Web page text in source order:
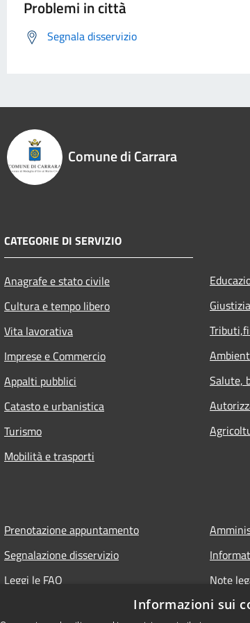
Problemi in città
Segnala disservizio
Comune di Carrara
CATEGORIE DI SERVIZIO
Anagrafe e stato civile
Cultura e tempo libero
Vita lavorativa
Imprese e Commercio
Appalti pubblici
Catasto e urbanistica
Turismo
Mobilità e trasporti
Salute,
Prenotazione appuntamento
Segnalazione disservizio
Leggi le FAQ
Note
Informazioni sui